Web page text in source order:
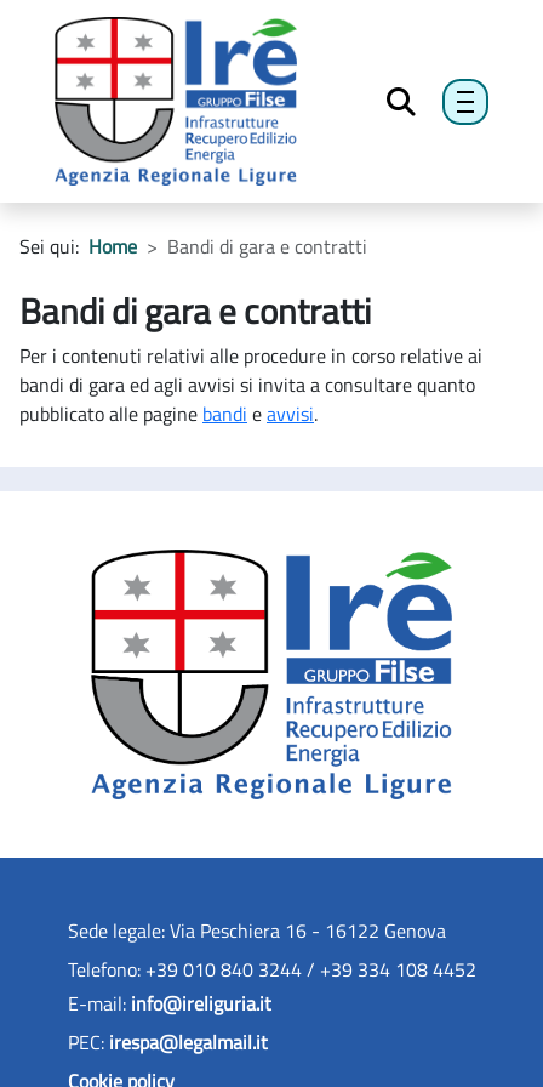
menu
Sei qui: Home Bandi di gara e contratti
Bandi di gara e contratti
Per i contenuti relativi alle procedure in corso relative ai
bandi di gara ed agli avvisi si invita a consultare quanto
pubblicato alle pagine bandi eavvisi.
Sede legale: Via Peschiera 16 - 16122 Genova
Telefono: +39 010 840 3244 / +39 334 108 4452
E-mail: info@ireliguria.it
PEC: irespa@legalmail.it
Cookie policy